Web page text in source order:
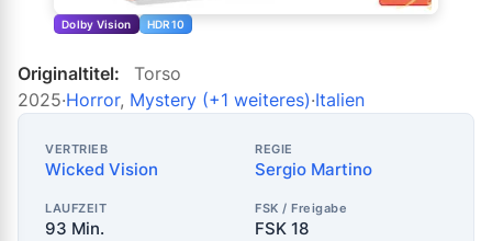
Dolby Vision HDR10
Originaltitel:
Torso
2025·Horror, Mystery (+1 weiteres)·Italien
VERTRIEB
Wicked Vision
REGIE
Sergio Martino
LAUFZEIT
93 Min.
FSK / Freigabe
FSK 18